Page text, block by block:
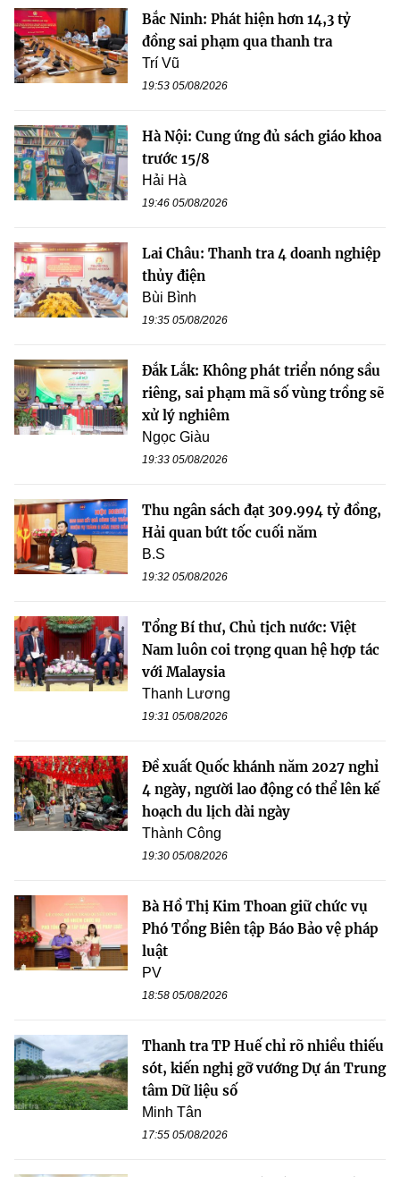
Bắc Ninh: Phát hiện hơn 14,3 tỷ
đồng sai phạm qua thanh tra
Trí Vũ
19:53 05/08/2026
Hà Nội: Cung ứng đủ sách giáo khoa
trước 15/8
Hải Hà
19:46 05/08/2026
Lai Châu: Thanh tra 4 doanh nghiệp
thủy điện
Bùi Bình
19:35 05/08/2026
Đắk Lắk: Không phát triển nóng sầu
riêng, sai phạm mã số vùng trồng sẽ
xử lý nghiêm
Ngọc Giàu
19:33 05/08/2026
Thu ngân sách đạt 309.994 tỷ đồng,
Hải quan bứt tốc cuối năm
B.S
19:32 05/08/2026
Tổng Bí thư, Chủ tịch nước: Việt
Nam luôn coi trọng quan hệ hợp tác
với Malaysia
Thanh Lương
19:31 05/08/2026
Đề xuất Quốc khánh năm 2027 nghỉ
4 ngày, người lao động có thể lên kế
hoạch du lịch dài ngày
Thành Công
19:30 05/08/2026
Bà Hồ Thị Kim Thoan giữ chức vụ
Phó Tổng Biên tập Báo Bảo vệ pháp
luật
PV
18:58 05/08/2026
Thanh tra TP Huế chỉ rõ nhiều thiếu
sót, kiến nghị gỡ vướng Dự án Trung
tâm Dữ liệu số
Minh Tân
17:55 05/08/2026